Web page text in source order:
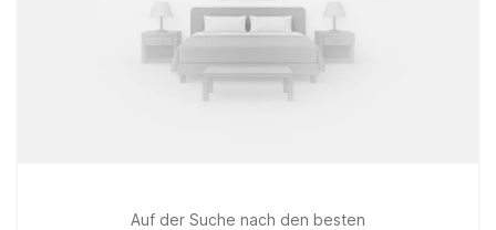
Auf der Suche nach den besten